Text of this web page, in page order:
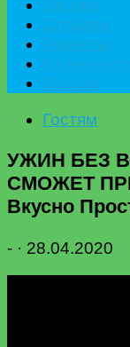
Гостям
УЖИН БЕЗ
СМОЖЕТ
Вкусно
- · 28.04.2020